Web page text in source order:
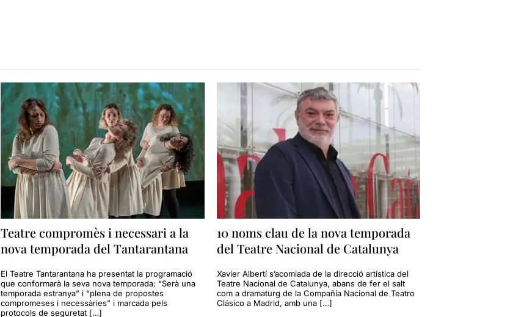
Teatre compromès i necessari a la
nova temporada del Tantarantana
El Teatre Tantarantana ha presentat la programació
que conformarà la seva nova temporada: “Serà una
temporada estranya” i “plena de propostes
compromeses i necessàries” i marcada pels
protocols de seguretat […]
10 noms clau de la nova temporada
del Teatre Nacional de Catalunya
Xavier Albertí s’acomiada de la direcció artística del
Teatre Nacional de Catalunya, abans de fer el salt
com a dramaturg de la Compañía Nacional de Teatro
Clásico a Madrid, amb una […]